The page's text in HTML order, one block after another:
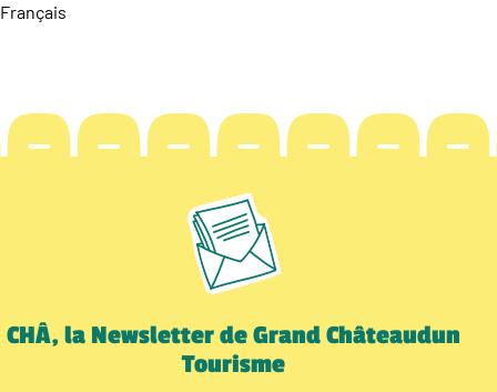
Français
CHÂ, la Newsletter de Grand Châteaudun
Tourisme